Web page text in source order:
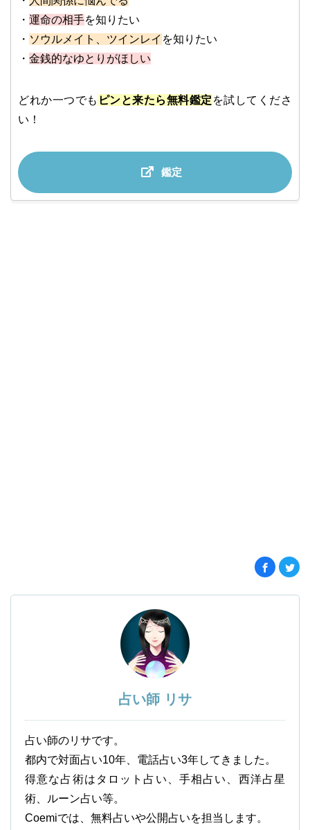
・ 運命の相手を知りたい
・ ソウルメイト、ツインレイ を知りたい
・ 金銭的なゆとりがほしい
どれか一つでも ピンと来たら無料鑑定 を試してくださ
い！
鑑定
占い師 リサ
占い師のリサです。
都内で対面占い10年、電話占い3年してきました。
得意な占術はタロット占い、手相占い、西洋占星
術、ルーン占い等。
Coemiでは、無料占いや公開占いを担当します。